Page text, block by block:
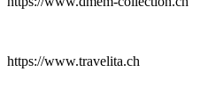
https://www.travelita.ch